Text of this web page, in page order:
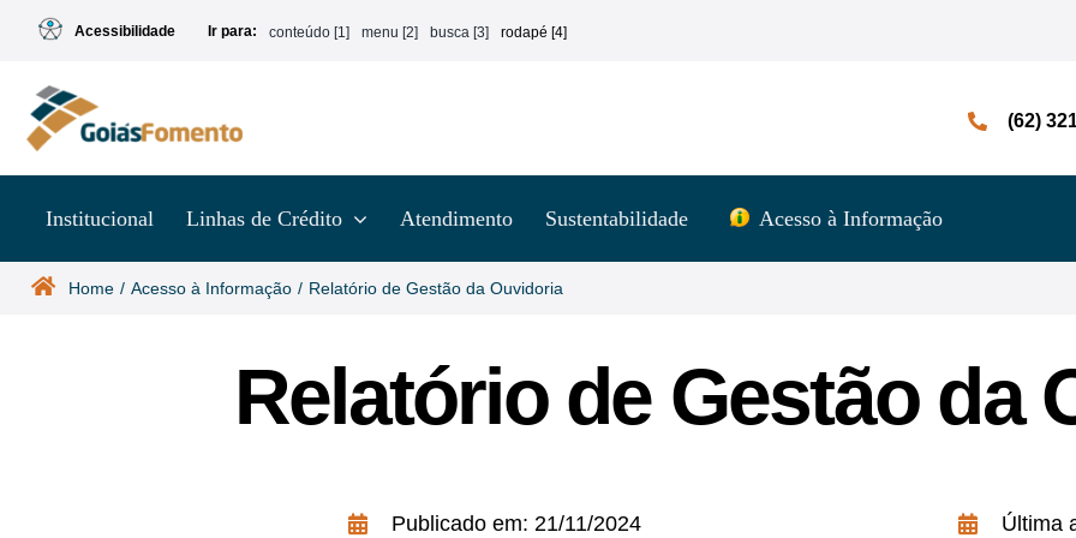
conteúdo
Acessibilidade Ir para: conteúdo [1] menu [2] busca [3] rodapé [4]
(62)
Institucional Linhas de Crédito Atendimento Sustentabilidade Acesso à Informação
Home Acesso à Informação Relatório de Gestão da Ouvidoria
Relatório de Gestão da
Publicado em: 21/11/2024 Última